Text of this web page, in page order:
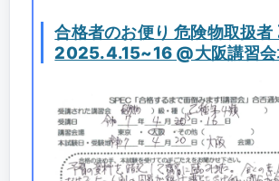
合格者のお便り 危険物取扱者
2025.4.15~16 @大阪講習